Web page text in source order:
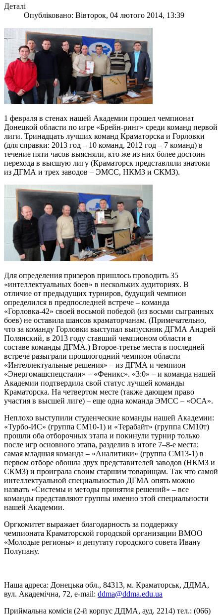
Деталі
Опубліковано: Вівторок, 04 лютого 2014, 13:39
1 февраля в стенах нашей Академии прошел чемпионат
Донецкой области по игре «Брейн-ринг» среди команд первой
лиги. Тринадцать лучших команд Краматорска и Горловки
(для справки: 2013 год – 10 команд, 2012 год – 7 команд) в
течение пяти часов выясняли, кто же из них более достоин
перехода в высшую лигу (Краматорск представляли знатоки
из ДГМА и трех заводов – ЭМСС, НКМЗ и СКМЗ).
Для определения призеров пришлось проводить 35
«интеллектуальных боев» в нескольких аудиториях. В
отличие от предыдущих турниров, будущий чемпион
определился в предпоследней встрече – команда
«Горловка-42» своей восьмой победой (из восьми сыгранных
боев) не оставила шансов краматорчанам. (Примечательно,
что за команду Горловки выступал выпускник ДГМА Андрей
Полянский, в 2013 году ставший чемпионом области в
составе команды ДГМА.) Второе-третье места в последней
встрече разыграли прошлогодний чемпион области –
«Интеллектуальные решения» – из ДГМА и чемпион
«Энергомашспецстали» – «Феникс». «3:0» – и команда нашей
Академии подтвердила свой статус лучшей команды
Краматорска. На четвертом месте (также дающем право
участия в высшей лиге) – еще одна команда ЭМСС – «ОСА».
Неплохо выступили студенческие команды нашей Академии:
«Турбо-ИС» (группа СМ10-1) и «Терабайт» (группа СМ10т)
прошли оба отборочных этапа и покинули турнир только
после игр основного этапа, разделив в итоге 7–8-е места;
самая младшая команда – «Аналитики» (группа СМ13-1) в
первом отборе обошла двух представителей заводов (НКМЗ и
СКМЗ) и проиграла своим старшим товарищам. Так что самой
интеллектуальной специальностью ДГМА опять можно
назвать «Системы и методы принятия решений» – все
команды представляют группы именно этой специальности
нашей Академии.
Оргкомитет выражает благодарность за поддержку
чемпионата Краматорской городской организации ВМОО
«Молодые регионы» и депутату городского совета Ивану
Полупану.
Наша адреса: Донецька обл., 84313, м. Краматорськ, ДДМА,
вул. Академічна, 72, е-mail: ddma@ddma.edu.ua
Приймальна комісія (2-й корпус ДДМА, ауд. 2214) тел.: (066)